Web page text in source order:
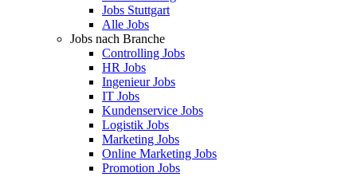
Jobs Stuttgart
Alle Jobs
Jobs nach Branche
Controlling Jobs
HR Jobs
Ingenieur Jobs
IT Jobs
Kundenservice Jobs
Logistik Jobs
Marketing Jobs
Online Marketing Jobs
Promotion Jobs